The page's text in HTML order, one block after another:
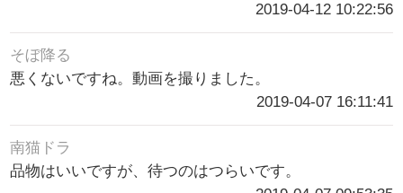
2019-04-12 10:22:56
そぼ降る
悪くないですね。動画を撮りました。
2019-04-07 16:11:41
南猫ドラ
品物はいいですが、待つのはつらいです。